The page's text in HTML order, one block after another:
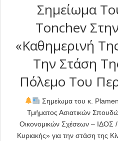
Σημείωμα
Tonchev
«Καθημερινή
Την Στάση
Πόλεμο Του
Σημείωμα του κ.
Τμήματος Ασιατικών
Οικονομικών Σχέσεων – ΙΔΟΣ
Κυριακής» για την στάση της